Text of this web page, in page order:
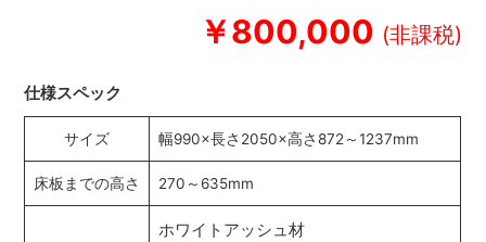
￥800,000
仕様スペック
サイズ 幅990×長さ2050×高さ872～1237mm
床板までの高さ 270～635mm
ホワイトアッシュ材